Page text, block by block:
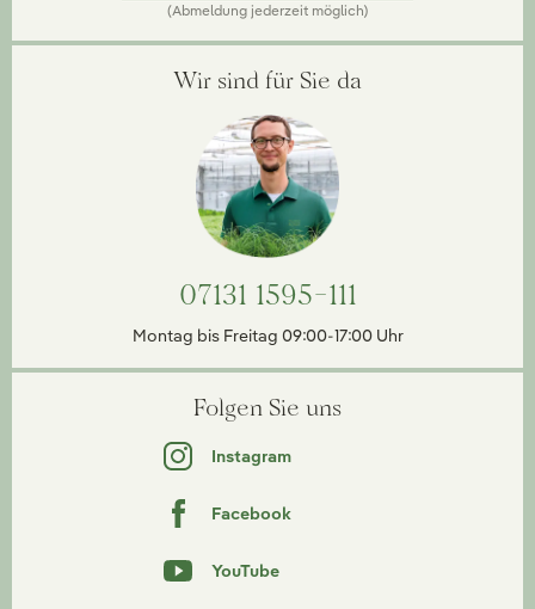
(Abmeldung jederzeit möglich)
Wir sind für Sie da
07131 1595-111
Montag bis Freitag 09:00-17:00 Uhr
Folgen Sie uns
Instagram
Facebook
YouTube